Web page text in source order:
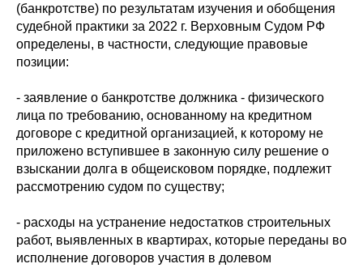
(банкротстве) по результатам изучения и обобщения
судебной практики за 2022 г. Верховным Судом РФ
определены, в частности, следующие правовые
позиции:
- заявление о банкротстве должника - физического
лица по требованию, основанному на кредитном
договоре с кредитной организацией, к которому не
приложено вступившее в законную силу решение о
взыскании долга в общеисковом порядке, подлежит
рассмотрению судом по существу;
- расходы на устранение недостатков строительных
работ, выявленных в квартирах, которые переданы во
исполнение договоров участия в долевом